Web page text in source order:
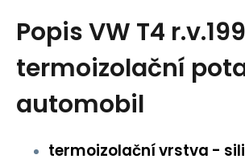
PopisVW T4
termoizolační
automobil
termoizolační vrstva -